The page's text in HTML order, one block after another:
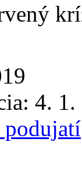
4.
podujatí